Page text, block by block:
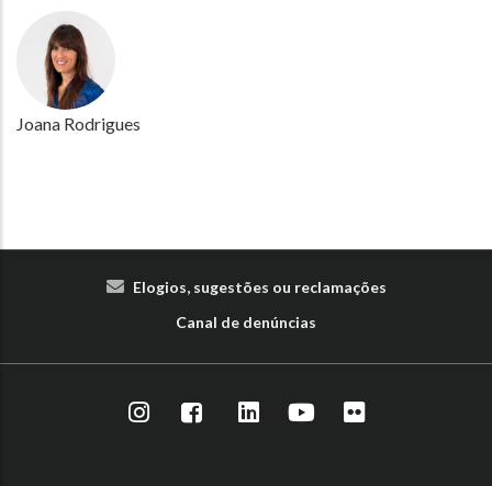
Joana Rodrigues
Elogios, sugestões ou reclamações
Canal de denúncias